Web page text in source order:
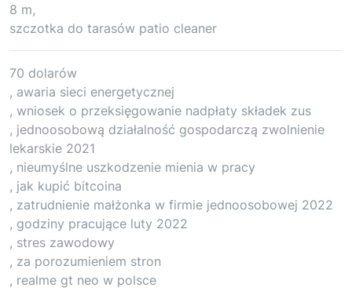
8 m,
szczotka do tarasów patio cleaner
70 dolarów
, awaria sieci energetycznej
, wniosek o przeksięgowanie nadpłaty składek zus
, jednoosobową działalność gospodarczą zwolnienie
lekarskie 2021
, nieumyślne uszkodzenie mienia w pracy
, jak kupić bitcoina
, zatrudnienie małżonka w firmie jednoosobowej 2022
, godziny pracujące luty 2022
, stres zawodowy
, za porozumieniem stron
, realme gt neo w polsce